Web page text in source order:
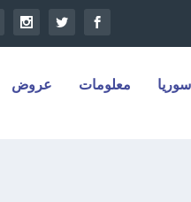
معلومات عروض